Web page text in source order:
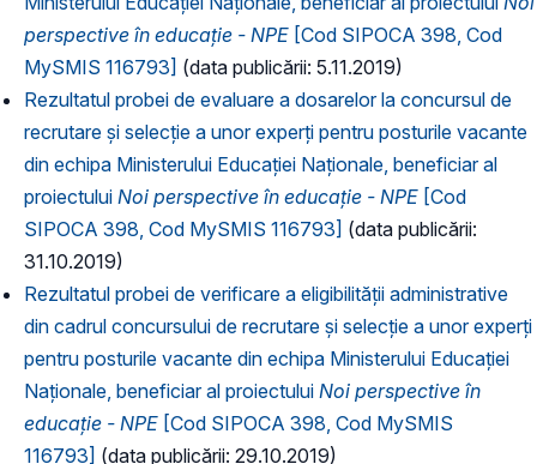
perspective în educație - NPE [Cod SIPOCA 398, Cod
MySMIS 116793] (data publicării: 5.11.2019)
Rezultatul probei de evaluare a dosarelor la concursul de
recrutare și selecție a unor experți pentru posturile vacante
din echipa Ministerului Educației Naționale, beneficiar al
proiectului Noi perspective în educație - NPE [Cod
SIPOCA 398, Cod MySMIS 116793] (data publicării:
31.10.2019)
Rezultatul probei de verificare a eligibilității administrative
din cadrul concursului de recrutare și selecție a unor experți
pentru posturile vacante din echipa Ministerului Educației
Naționale, beneficiar al proiectului Noi perspective în
educație - NPE [Cod SIPOCA 398, Cod MySMIS
116793] (data publicării: 29.10.2019)